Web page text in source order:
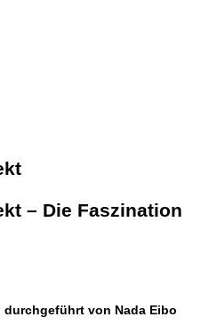
– Die Faszination
von Nada Eibo